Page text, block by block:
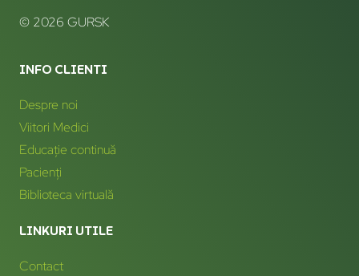
© 2026 GURSK
INFO CLIENTI
Despre noi
Viitori Medici
Educație continuă
Pacienți
Biblioteca virtuală
LINKURI UTILE
Contact